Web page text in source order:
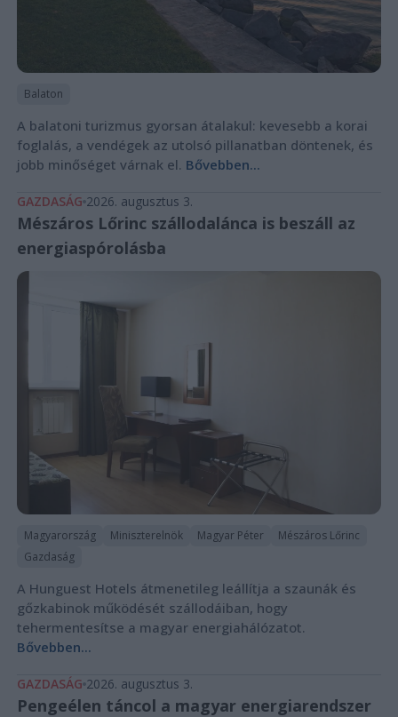
Balaton
A balatoni turizmus gyorsan átalakul: kevesebb a korai
foglalás, a vendégek az utolsó pillanatban döntenek, és
jobb minőséget várnak el. Bővebben...
GAZDASÁG 2026. augusztus 3.
Mészáros Lőrinc szállodalánca is beszáll az
energiaspórolásba
Magyarország Miniszterelnök Magyar Péter
Mészáros Lőrinc
Gazdaság
A Hunguest Hotels átmenetileg leállítja a szaunák és
gőzkabinok működését szállodáiban, hogy
tehermentesítse a magyar energiahálózatot.
Bővebben...
GAZDASÁG 2026. augusztus 3.
Pengeélen táncol a magyar energiarendszer